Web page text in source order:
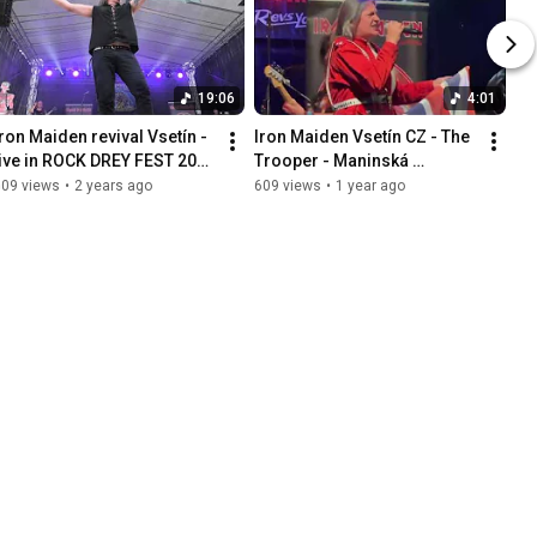
19:06
Iron Maiden revival Vsetín -
live in ROCK DREY FEST 2023
part II
views • 2 years ago
4:01
Iron Maiden Vsetín CZ - The
Trooper - Maninská
Tiesňava /SK 5. 7. 2025/
609 views • 1 year ago